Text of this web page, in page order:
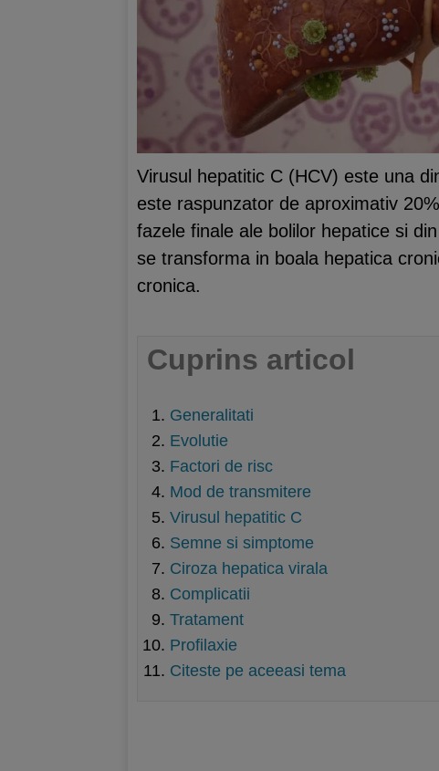
Virusul hepatitic C (HCV) este una
este raspunzator de aproximativ
fazele finale ale bolilor hepatice si din
se transforma in boala hepatica
cronica.
Cuprins articol
Generalitati
Evolutie
Factori de risc
Mod de transmitere
Virusul hepatitic C
Semne si simptome
Ciroza hepatica virala
Complicatii
Tratament
Profilaxie
Citeste pe aceeasi tema